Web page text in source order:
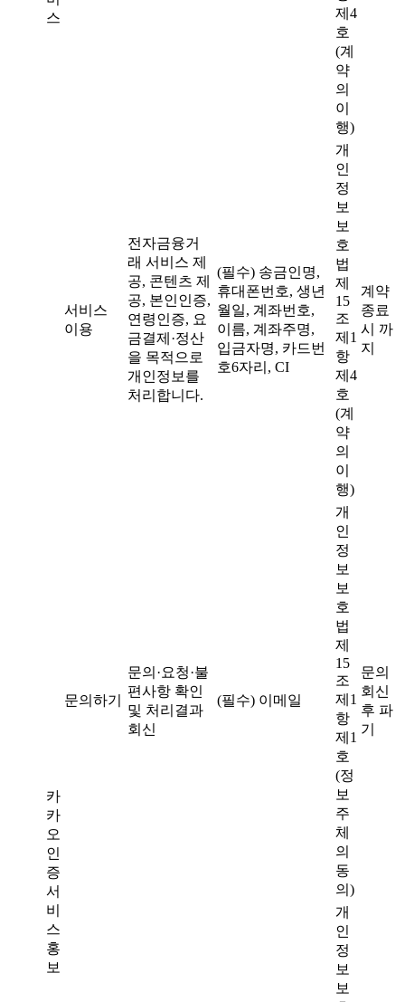
스
제4
호
(계
약
의
이
행)
서비스
이용
전자금융거
래 서비스 제
공, 콘텐츠 제
공, 본인인증,
연령인증, 요
금결제·정산
을 목적으로
개인정보를
처리합니다.
(필수) 송금인명,
휴대폰번호, 생년
월일, 계좌번호,
이름, 계좌주명,
입금자명, 카드번
호6자리, CI
개
인
정
보
보
호
법
제
15
조
제1
항
제4
호
(계
약
의
이
행)
계약
종료
시 까
지
카
카
오
인
증
서
비
스
홍
보
문의하기
문의·요청·불
편사항 확인
및 처리결과
회신
(필수) 이메일
개
인
정
보
보
호
법
제
15
조
제1
항
제1
호
(정
보
주
체
의
동
의)
문의
회신
후 파
기
개
인
정
보
보